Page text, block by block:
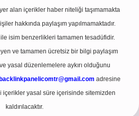
alan içerikler haber niteliği taşımamakta
hakkında paylaşım yapılmamaktadır.
isim benzerlikleri tamamen tesadüfidir.
ve tamamen ücretsiz bir bilgi paylaşım
yasal düzenlemelere aykırı olduğunu
backlinkpanelicomtr@gmail.com adresine
yasal süre içerisinde sitemizden
kaldırılacaktır.